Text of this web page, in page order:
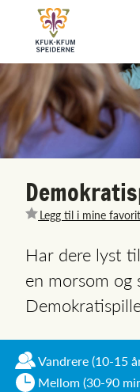
Legg til i mine
Har dere lyst
en morsom og
Vandrere(10-15
Mellom (30-90